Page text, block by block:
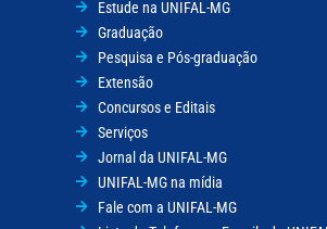
Estude na UNIFAL-MG
Graduação
Pesquisa e Pós-graduação
Extensão
Concursos e Editais
Serviços
Jornal da UNIFAL-MG
UNIFAL-MG na mídia
Fale com a UNIFAL-MG